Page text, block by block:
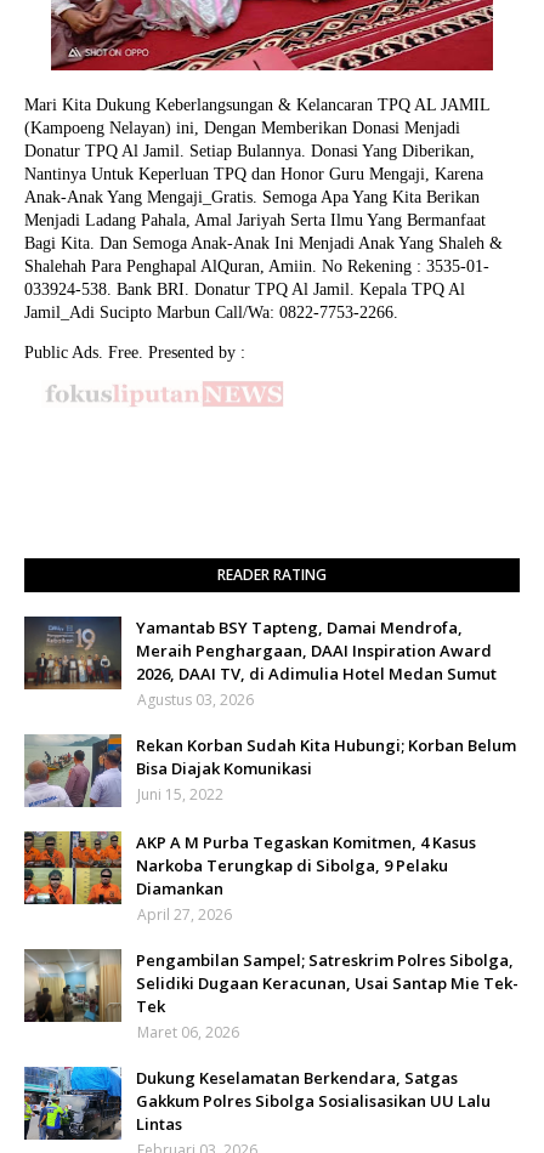
Mari Kita Dukung Keberlangsungan & Kelancaran TPQ AL JAMIL
(Kampoeng Nelayan) ini, Dengan Memberikan Donasi Menjadi
Donatur TPQ Al Jamil. Setiap Bulannya. Donasi Yang Diberikan,
Nantinya Untuk Keperluan TPQ dan Honor Guru Mengaji, Karena
Anak-Anak Yang Mengaji_Gratis. Semoga Apa Yang Kita Berikan
Menjadi Ladang Pahala, Amal Jariyah Serta Ilmu Yang Bermanfaat
Bagi Kita. Dan Semoga Anak-Anak Ini Menjadi Anak Yang Shaleh &
Shalehah Para Penghapal AlQuran, Amiin. No Rekening : 3535-01-
033924-538. Bank BRI. Donatur TPQ Al Jamil. Kepala TPQ Al
Jamil_Adi Sucipto Marbun Call/Wa: 0822-7753-2266.
Public Ads. Free. Presented by :
READER RATING
Yamantab BSY Tapteng, Damai Mendrofa,
Meraih Penghargaan, DAAI Inspiration Award
2026, DAAI TV, di Adimulia Hotel Medan Sumut
Agustus 03, 2026
Rekan Korban Sudah Kita Hubungi; Korban Belum
Bisa Diajak Komunikasi
Juni 15, 2022
AKP A M Purba Tegaskan Komitmen, 4 Kasus
Narkoba Terungkap di Sibolga, 9 Pelaku
Diamankan
April 27, 2026
Pengambilan Sampel; Satreskrim Polres Sibolga,
Selidiki Dugaan Keracunan, Usai Santap Mie Tek-
Tek
Maret 06, 2026
Dukung Keselamatan Berkendara, Satgas
Gakkum Polres Sibolga Sosialisasikan UU Lalu
Lintas